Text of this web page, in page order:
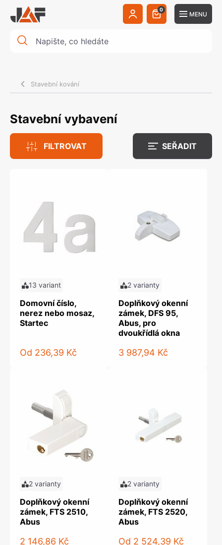
0
MENU
Stavební kování
Stavební vybavení
FILTROVAT SEŘADIT
13 variant
Domovní číslo,
nerez nebo mosaz,
Startec
Od 236,39 Kč
2 varianty
Doplňkový okenní
zámek, DFS 95,
Abus, pro
dvoukřídlá okna
3 987,94 Kč
2 varianty
Doplňkový okenní
zámek, FTS 2510,
Abus
2 146,86 Kč
2 varianty
Doplňkový okenní
zámek, FTS 2520,
Abus
Od 2 524,39 Kč